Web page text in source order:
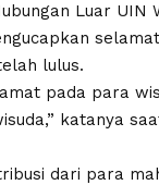
Luar UIN
lulus.
pada para
katanya
dari para